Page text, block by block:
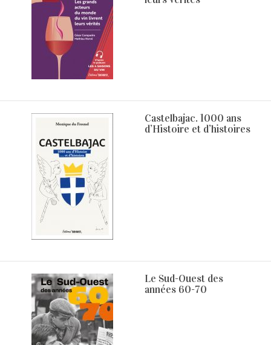
Castelbajac. 1000 ans
d’Histoire et d’histoires
Le Sud-Ouest des
années 60-70